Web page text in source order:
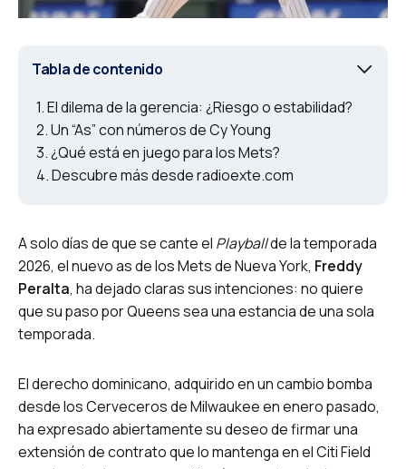
Tabla de contenido
El dilema de la gerencia: ¿Riesgo o estabilidad?
Un “As” con números de Cy Young
¿Qué está en juego para los Mets?
Descubre más desde radioexte.com
A solo días de que se cante el Playballde la temporada
2026, el nuevo as de los Mets de Nueva York, Freddy
Peralta, ha dejado claras sus intenciones: no quiere
que su paso por Queens sea una estancia de una sola
temporada.
El derecho dominicano, adquirido en un cambio bomba
desde los Cerveceros de Milwaukee en enero pasado,
ha expresado abiertamente su deseo de firmar una
extensión de contrato que lo mantenga en el Citi Field